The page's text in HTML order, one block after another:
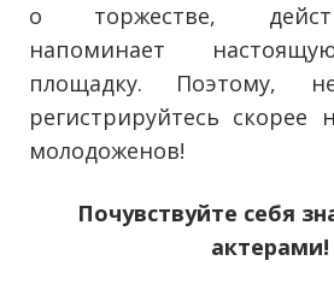
о торжестве,
напоминает
площадку. Поэтому,
регистрируйтесь скорее
молодоженов!
Почувствуйте себя
актерами!